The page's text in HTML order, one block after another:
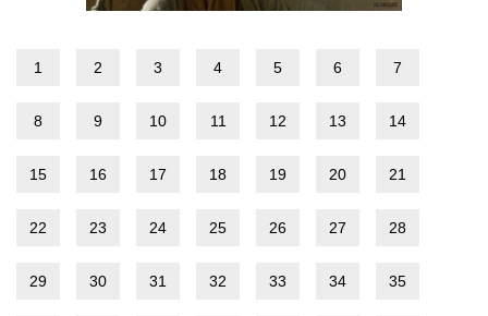
1 2 3 4 5 6 7
8 9 10 11 12 13 14
15 16 17 18 19 20 21
22 23 24 25 26 27 28
29 30 31 32 33 34 35